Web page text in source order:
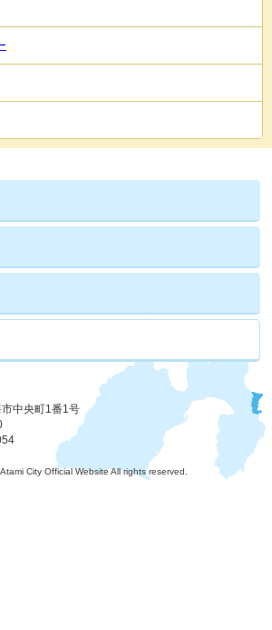
中央町1番1号
City Official Website All rights reserved.